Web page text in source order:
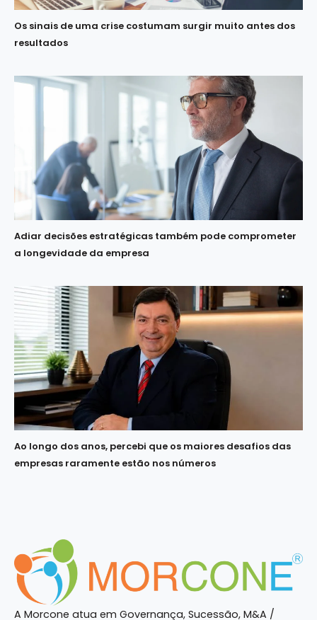
Os sinais de uma crise costumam surgir muito antes dos
resultados
Adiar decisões estratégicas também pode comprometer
a longevidade da empresa
Ao longo dos anos, percebi que os maiores desafios das
empresas raramente estão nos números
A Morcone atua em Governança, Sucessão, M&A /